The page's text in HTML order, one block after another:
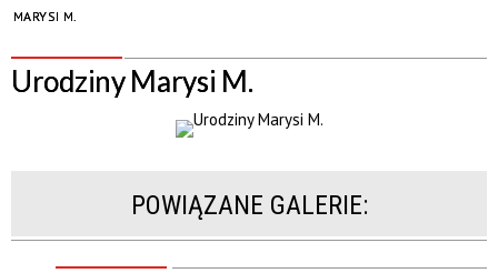
MARYSI M.
Urodziny Marysi M.
POWIĄZANE GALERIE: